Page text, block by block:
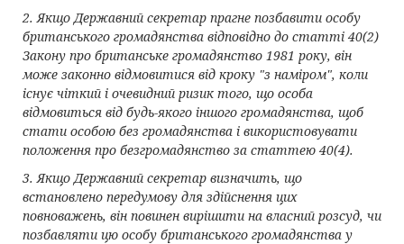
2. Якщо Державний секретар прагне позбавити особу
британського громадянства відповідно до статті 40(2)
Закону про британське громадянство 1981 року, він
може законно відмовитися від кроку "з наміром", коли
існує чіткий і очевидний ризик того, що особа
відмовиться від будь-якого іншого громадянства, щоб
стати особою без громадянства і використовувати
положення про безгромадянство за статтею 40(4).
3. Якщо Державний секретар визначить, що
встановлено передумову для здійснення цих
повноважень, він повинен вирішити на власний розсуд, чи
позбавляти цю особу британського громадянства у